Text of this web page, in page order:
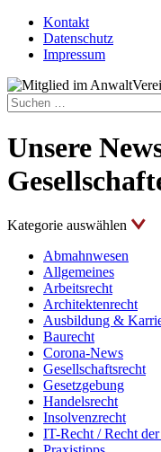
Kontakt
Datenschutz
Impressum
Suchen
nach:
Unsere
Kategorie auswählen
Abmahnwesen
Allgemeines
Arbeitsrecht
Architektenrecht
Ausbildung &
Baurecht
Corona-News
Gesellschaftsrecht
Gesetzgebung
Handelsrecht
Insolvenzrecht
IT-Recht / Recht